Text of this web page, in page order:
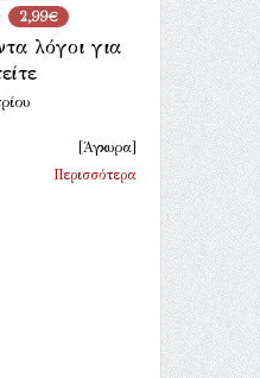
2,99€
λόγοι για
[Άγκυρα]
Περισσότερα